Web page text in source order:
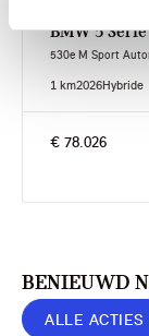
BMW 5 Serie
530e M Sport
1 km2026Hybride
€ 78.026
BENIEUWD
ALLE ACTIES